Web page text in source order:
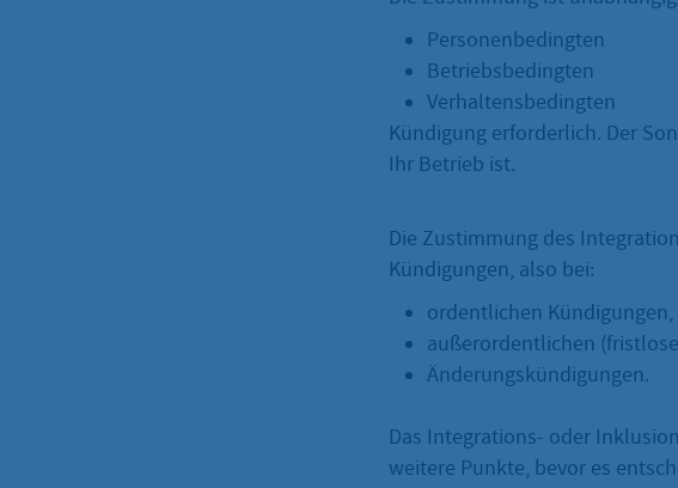
Personenbedingten
Betriebsbedingten
Verhaltensbedingten
Kündigung erforderlich. Der
Ihr Betrieb ist.
Die Zustimmung des
Kündigungen, also bei:
ordentlichen Kündigungen,
außerordentlichen
Änderungskündigungen.
Das Integrations- oder
weitere Punkte, bevor es